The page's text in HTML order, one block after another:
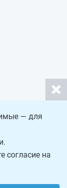
— для
согласие на